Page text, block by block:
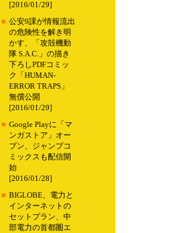
[2016/01/29]
■ 公安9課が情報流出
の危険性を解き明
かす、「攻殻機動
隊 S.A.C.」の描き
下ろしPDFコミッ
ク「HUMAN-
ERROR TRAPS」
無償公開
[2016/01/29]
■ Google Playに「マ
ンガストア」オー
プン、ジャンプコ
ミックスも配信開
始
[2016/01/28]
■ BIGLOBE、電力と
インターネットの
セットプラン、中
部電力の首都圏エ